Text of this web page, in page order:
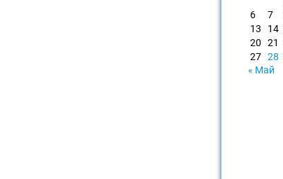
6
7
13
14
20
21
27 28
« Май